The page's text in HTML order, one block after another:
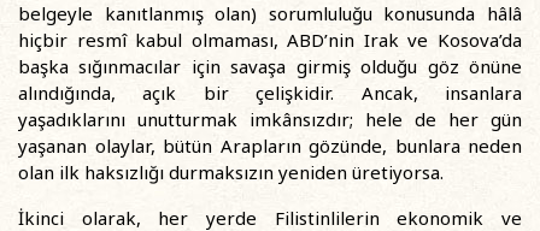
belgeyle kanıtlanmış olan) sorumluluğu konusunda hâlâ
hiçbir resmî kabul olmaması, ABD’nin Irak ve Kosova’da
başka sığınmacılar için savaşa girmiş olduğu göz önüne
alındığında, açık bir çelişkidir. Ancak, insanlara
yaşadıklarını unutturmak imkânsızdır; hele de her gün
yaşanan olaylar, bütün Arapların gözünde, bunlara neden
olan ilk haksızlığı durmaksızın yeniden üretiyorsa.
İkinci olarak, her yerde Filistinlilerin ekonomik ve